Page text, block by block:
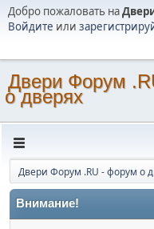
Добро пожаловать на
Войдите или
Двери Форум
о дверях
Двери Форум .RU - форум о
Внимание!